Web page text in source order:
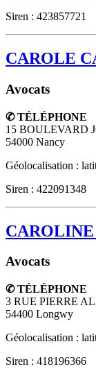
Siren : 423857721
CAROLE
Avocats
✆ TÉLÉPHONE
15 BOULEVARD
54000 Nancy
Géolocalisation :
Siren : 422091348
Avocats
✆ TÉLÉPHONE
3 RUE PIERRE
54400 Longwy
Géolocalisation :
Siren : 418196366